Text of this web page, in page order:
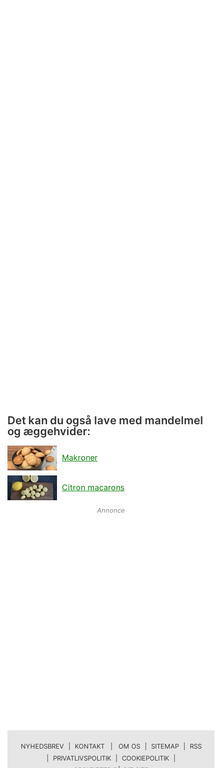
Det kan du også lave med mandelmel
og æggehvider:
Makroner
Citron macarons
Annonce
NYHEDSBREV KONTAKT | OM OS SITEMAP
RSS
PRIVATLIVSPOLITIK COOKIEPOLITIK